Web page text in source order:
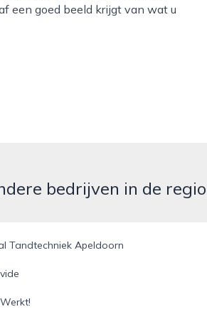
een goed beeld krijgt van wat u
bedrijven in de regio
Tandtechniek Apeldoorn